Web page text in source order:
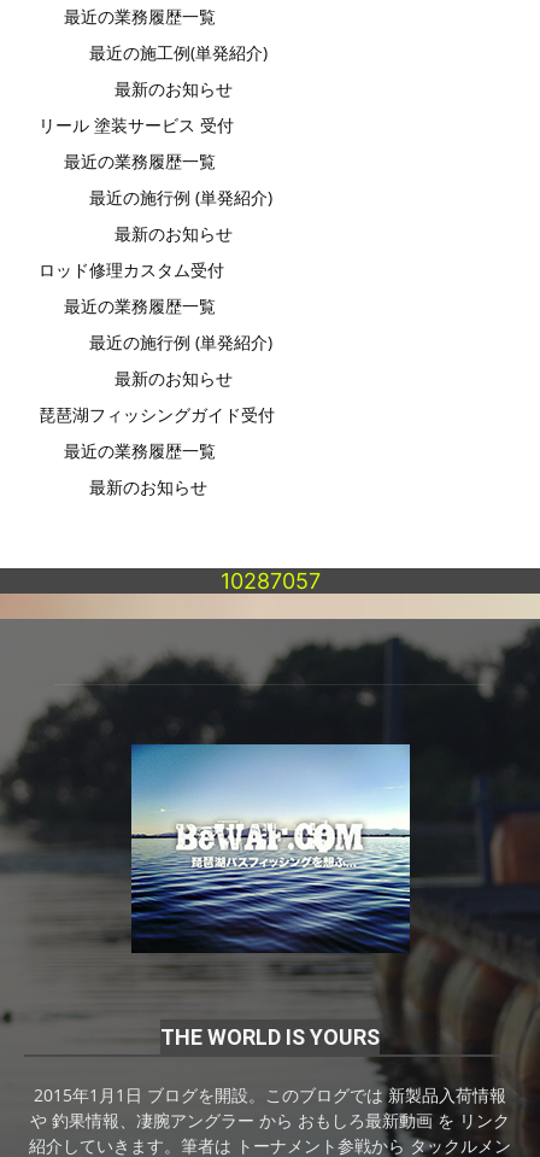
最近の業務履歴一覧
最近の施工例(単発紹介)
最新のお知らせ
リール 塗装サービス 受付
最近の業務履歴一覧
最近の施行例 (単発紹介)
最新のお知らせ
ロッド修理カスタム受付
最近の業務履歴一覧
最近の施行例 (単発紹介)
最新のお知らせ
琵琶湖フィッシングガイド受付
最近の業務履歴一覧
最新のお知らせ
10287057
THE WORLD IS YOURS
2015年1月1日 ブログを開設。このブログでは 新製品入荷情報
や 釣果情報、凄腕アングラー から おもしろ最新動画 を リンク
紹介していきます。筆者は トーナメント参戦から タックルメン